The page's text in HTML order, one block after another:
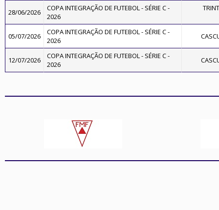
28/06/2026
COPA INTEGRAÇÃO DE FUTEBOL - SÉRIE C -
2026
05/07/2026
COPA INTEGRAÇÃO DE FUTEBOL - SÉRIE C -
2026
12/07/2026
COPA INTEGRAÇÃO DE FUTEBOL - SÉRIE C -
2026